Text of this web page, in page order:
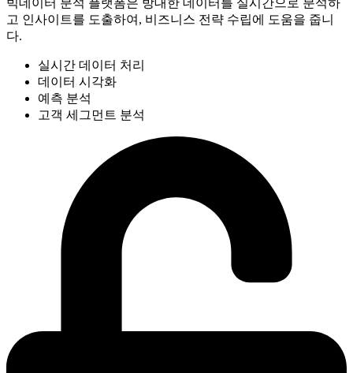
빅데이터 분석 플랫폼은 방대한 데이터를 실시간으로 분석하
고 인사이트를 도출하여, 비즈니스 전략 수립에 도움을 줍니
다.
실시간 데이터 처리
데이터 시각화
예측 분석
고객 세그먼트 분석